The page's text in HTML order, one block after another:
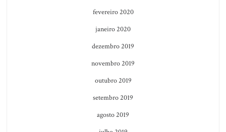
fevereiro 2020
janeiro 2020
dezembro 2019
novembro 2019
outubro 2019
setembro 2019
agosto 2019